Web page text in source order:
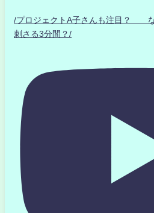
/プロジェクトA子さんも注目？ な
刺さる3分間？/